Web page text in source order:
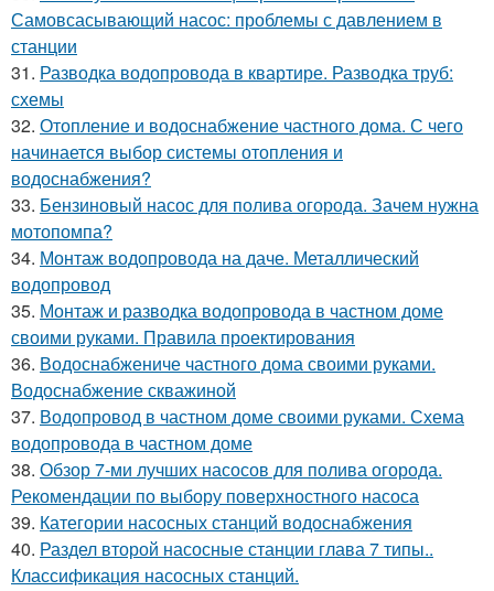
Самовсасывающий насос: проблемы с давлением в
станции
31. Разводка водопровода в квартире. Разводка труб:
схемы
32. Отопление и водоснабжение частного дома. С чего
начинается выбор системы отопления и
водоснабжения?
33. Бензиновый насос для полива огорода. Зачем нужна
мотопомпа?
34. Монтаж водопровода на даче. Металлический
водопровод
35. Монтаж и разводка водопровода в частном доме
своими руками. Правила проектирования
36. Водоснабжениче частного дома своими руками.
Водоснабжение скважиной
37. Водопровод в частном доме своими руками. Схема
водопровода в частном доме
38. Обзор 7-ми лучших насосов для полива огорода.
Рекомендации по выбору поверхностного насоса
39. Категории насосных станций водоснабжения
40. Раздел второй насосные станции глава 7 типы..
Классификация насосных станций.